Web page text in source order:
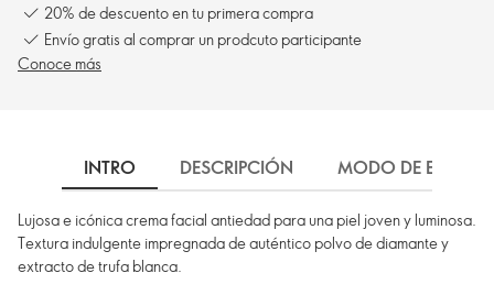
20% de descuento en tu primera compra
Envío gratis al comprar un prodcuto participante
Conoce más
INTRO DESCRIPCIÓN MODO DE EMPLEO
Lujosa e icónica crema facial antiedad para una piel joven y luminosa.
Textura indulgente impregnada de auténtico polvo de diamante y
extracto de trufa blanca.